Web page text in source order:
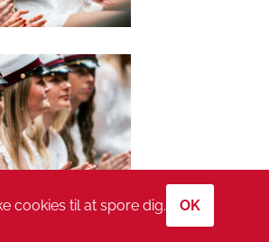
cookies til at spore dig. OK